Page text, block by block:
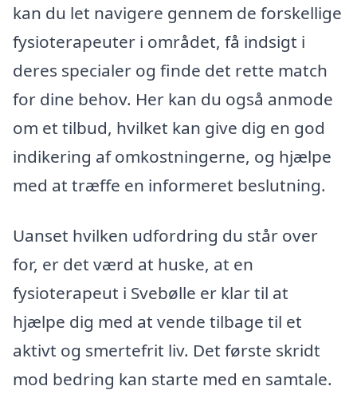
kan du let navigere gennem de forskellige
fysioterapeuter i området, få indsigt i
deres specialer og finde det rette match
for dine behov. Her kan du også anmode
om et tilbud, hvilket kan give dig en god
indikering af omkostningerne, og hjælpe
med at træffe en informeret beslutning.
Uanset hvilken udfordring du står over
for, er det værd at huske, at en
fysioterapeut i Svebølle er klar til at
hjælpe dig med at vende tilbage til et
aktivt og smertefrit liv. Det første skridt
mod bedring kan starte med en samtale.